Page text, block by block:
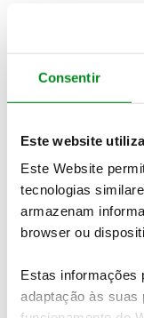
Consentir
Este website
Este Website
tecnologias
armazenam
browser ou
Estas informações
adaptação às suas
ampliada
o T-Roc
9 mm em largura
eixos mais longo
465–475 litros,
Em termos de
exclusivamente
nomeadamente
disponibilizadas
opções com
nomeadamente